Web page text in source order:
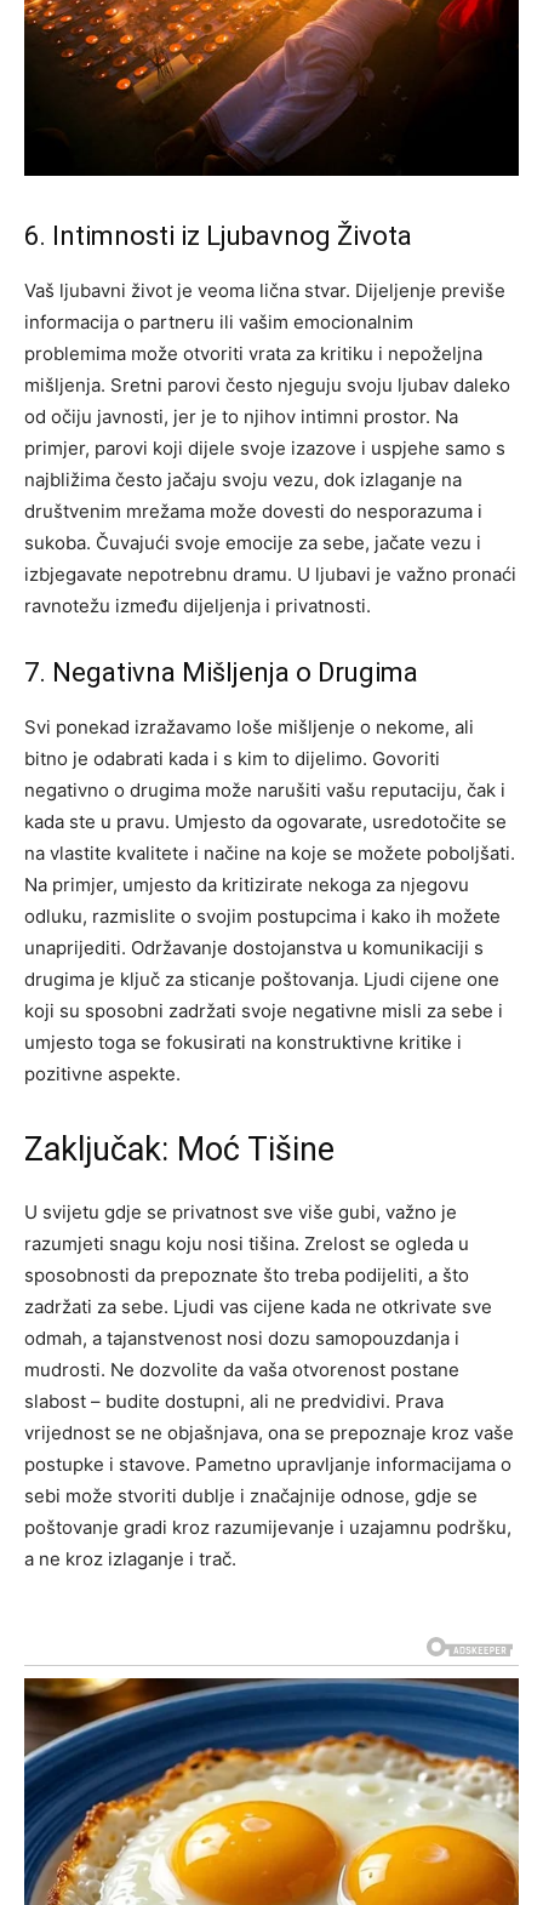
6. Intimnosti iz Ljubavnog Života
Vaš ljubavni život je veoma lična stvar. Dijeljenje previše
informacija o partneru ili vašim emocionalnim
problemima može otvoriti vrata za kritiku i nepoželjna
mišljenja. Sretni parovi često njeguju svoju ljubav daleko
od očiju javnosti, jer je to njihov intimni prostor. Na
primjer, parovi koji dijele svoje izazove i uspjehe samo s
najbližima često jačaju svoju vezu, dok izlaganje na
društvenim mrežama može dovesti do nesporazuma i
sukoba. Čuvajući svoje emocije za sebe, jačate vezu i
izbjegavate nepotrebnu dramu. U ljubavi je važno pronaći
ravnotežu između dijeljenja i privatnosti.
7. Negativna Mišljenja o Drugima
Svi ponekad izražavamo loše mišljenje o nekome, ali
bitno je odabrati kada i s kim to dijelimo. Govoriti
negativno o drugima može narušiti vašu reputaciju, čak i
kada ste u pravu. Umjesto da ogovarate, usredotočite se
na vlastite kvalitete i načine na koje se možete poboljšati.
Na primjer, umjesto da kritizirate nekoga za njegovu
odluku, razmislite o svojim postupcima i kako ih možete
unaprijediti. Održavanje dostojanstva u komunikaciji s
drugima je ključ za sticanje poštovanja. Ljudi cijene one
koji su sposobni zadržati svoje negativne misli za sebe i
umjesto toga se fokusirati na konstruktivne kritike i
pozitivne aspekte.
Zaključak: Moć Tišine
U svijetu gdje se privatnost sve više gubi, važno je
razumjeti snagu koju nosi tišina. Zrelost se ogleda u
sposobnosti da prepoznate što treba podijeliti, a što
zadržati za sebe. Ljudi vas cijene kada ne otkrivate sve
odmah, a tajanstvenost nosi dozu samopouzdanja i
mudrosti. Ne dozvolite da vaša otvorenost postane
slabost – budite dostupni, ali ne predvidivi. Prava
vrijednost se ne objašnjava, ona se prepoznaje kroz vaše
postupke i stavove. Pametno upravljanje informacijama o
sebi može stvoriti dublje i značajnije odnose, gdje se
poštovanje gradi kroz razumijevanje i uzajamnu podršku,
a ne kroz izlaganje i trač.